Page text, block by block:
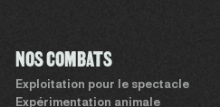
NOS COMBATS
Exploitation pour le spectacle
Expérimentation animale